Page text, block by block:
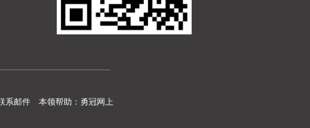
系邮件 本领帮助： 勇冠网上